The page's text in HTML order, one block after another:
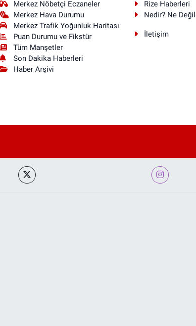
Merkez Nöbetçi Eczaneler
Merkez Hava Durumu
Merkez Trafik Yoğunluk Haritası
Puan Durumu ve Fikstür
Tüm Manşetler
Son Dakika Haberleri
Haber Arşivi
Rize Haberleri
Nedir? Ne
İletişim